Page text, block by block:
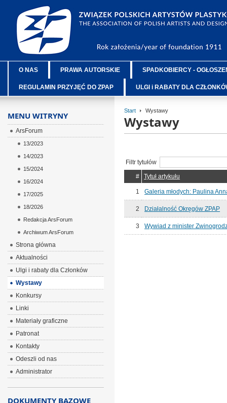
O NAS PRAWA AUTORSKIE SPADKOBIERCY -
REGULAMIN PRZYJĘĆ DO ZPAP ULGI i RABATY DLA
Start Wystawy
Wystawy
Filtr tytułów
#
Tytuł artykułu
1 Galeria młodych: Paulina
2 Działalność Okręgów ZPAP
3 Wywiad z minister
MENU WITRYNY
ArsForum
13/2023
14/2023
15/2024
16/2024
17/2025
18/2026
Redakcja ArsForum
Archiwum ArsForum
Strona główna
Aktualności
Ulgi i rabaty dla Członków
Wystawy
Konkursy
Linki
Materiały graficzne
Patronat
Kontakty
Odeszli od nas
Administrator
DOKUMENTY BAZOWE